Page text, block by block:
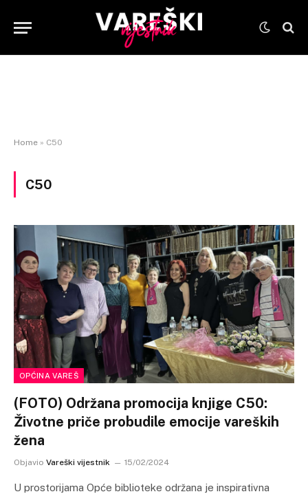
Home » C50
C50
OPĆINA VAREŠ
(FOTO) Održana promocija knjige C50:
Životne priče probudile emocije vareških
žena
Objavio Vareški vijestnik 15/02/2024
U prostorijama Opće biblioteke održana je inspirativna